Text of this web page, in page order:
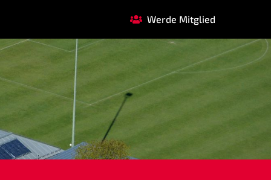
Werde Mitglied
REHASPORT
KOOPERATIONEN